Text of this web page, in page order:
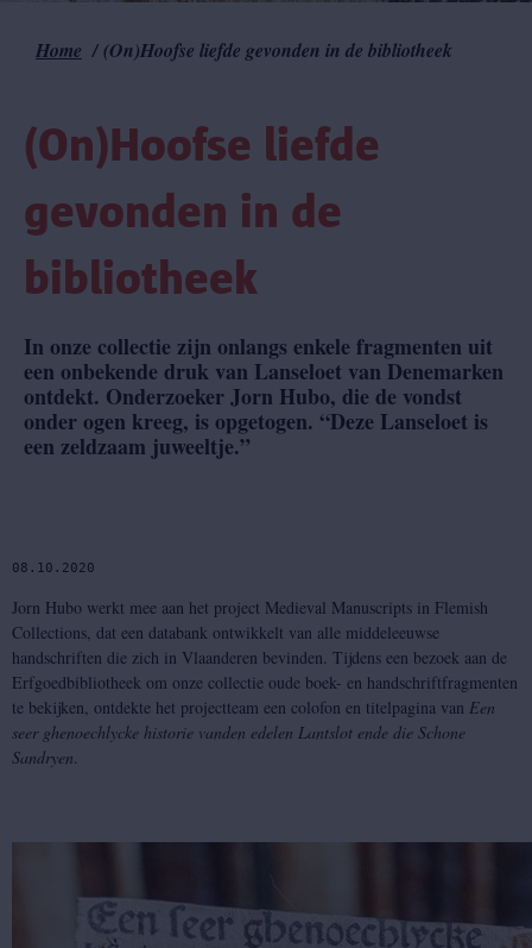
Kruimelpad
Home (On)Hoofse liefde gevonden in de bibliotheek
(On)Hoofse liefde
gevonden in de
bibliotheek
In onze collectie zijn onlangs enkele fragmenten uit
een onbekende druk van Lanseloet van Denemarken
ontdekt. Onderzoeker Jorn Hubo, die de vondst
onder ogen kreeg, is opgetogen. “Deze Lanseloet is
een zeldzaam juweeltje.”
08.10.2020
Jorn Hubo werkt mee aan het project Medieval Manuscripts in Flemish
Collections, dat een databank ontwikkelt van alle middeleeuwse
handschriften die zich in Vlaanderen bevinden. Tijdens een bezoek aan de
Erfgoedbibliotheek om onze collectie oude boek- en handschriftfragmenten
te bekijken, ontdekte het projectteam een colofon en titelpagina van Een
seer ghenoechlycke historie vanden edelen Lantslot ende die Schone
Sandryen